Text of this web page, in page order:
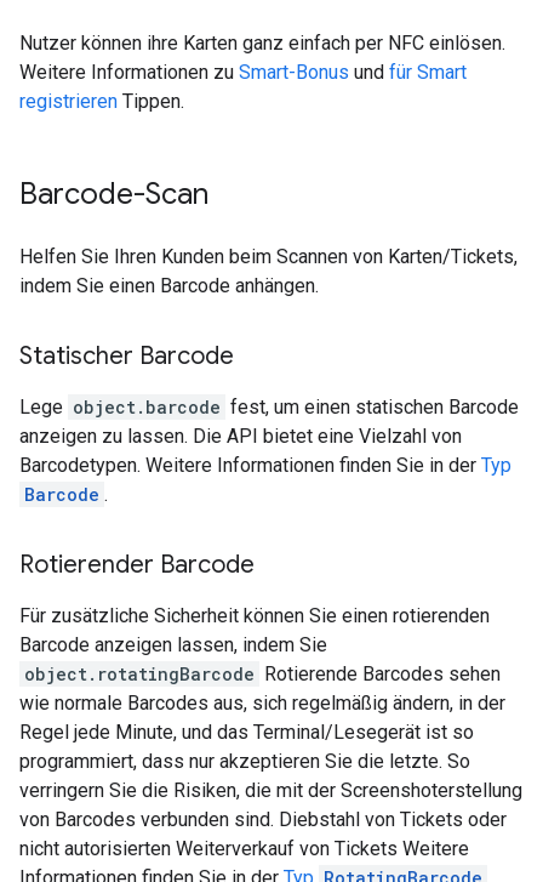
Nutzer können ihre Karten ganz einfach per NFC einlösen.
Weitere Informationen zu Smart-Bonus und für Smart
registrieren Tippen.
Barcode-Scan
Helfen Sie Ihren Kunden beim Scannen von Karten/Tickets,
indem Sie einen Barcode anhängen.
Statischer Barcode
Lege object.barcode fest, um einen statischen Barcode
anzeigen zu lassen. Die API bietet eine Vielzahl von
Barcodetypen. Weitere Informationen finden Sie in der Typ
Barcode .
Rotierender Barcode
Für zusätzliche Sicherheit können Sie einen rotierenden
Barcode anzeigen lassen, indem Sie
object.rotatingBarcode Rotierende Barcodes sehen
wie normale Barcodes aus, sich regelmäßig ändern, in der
Regel jede Minute, und das Terminal/Lesegerät ist so
programmiert, dass nur akzeptieren Sie die letzte. So
verringern Sie die Risiken, die mit der Screenshoterstellung
von Barcodes verbunden sind. Diebstahl von Tickets oder
nicht autorisierten Weiterverkauf von Tickets Weitere